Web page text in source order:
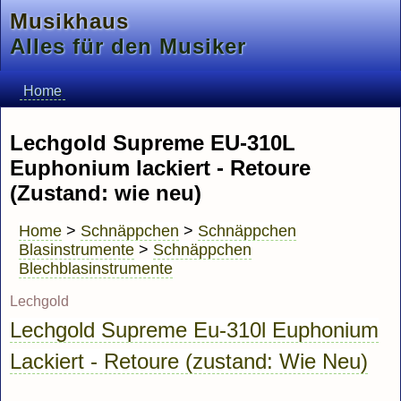
Musikhaus
Alles für den Musiker
Home
Lechgold Supreme EU-310L
Euphonium lackiert - Retoure
(Zustand: wie neu)
Home > Schnäppchen > Schnäppchen
Blasinstrumente > Schnäppchen
Blechblasinstrumente
Lechgold
Lechgold Supreme Eu-310l Euphonium
Lackiert - Retoure (zustand: Wie Neu)